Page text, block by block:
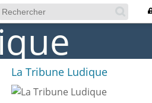
La Tribune Ludique